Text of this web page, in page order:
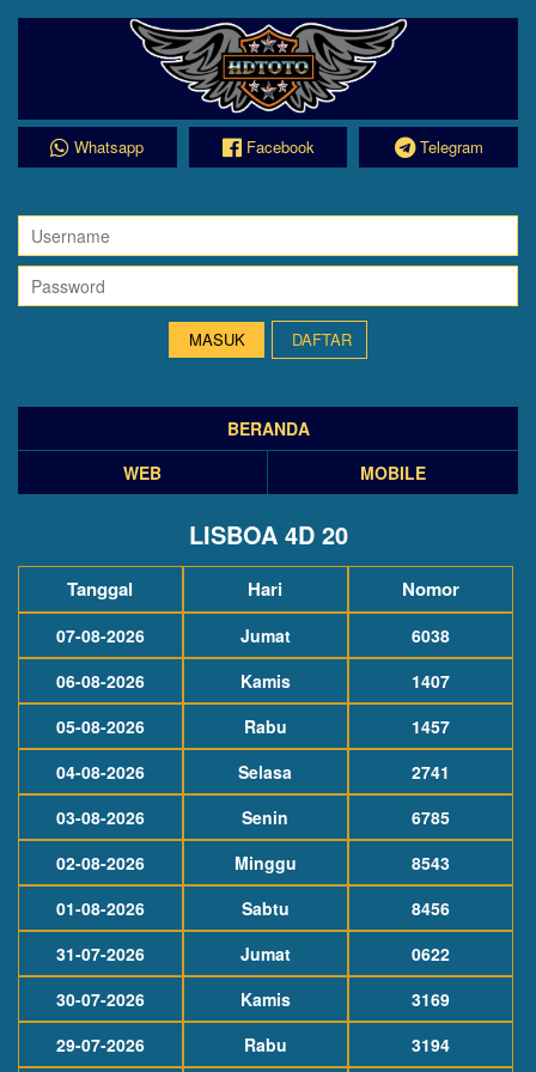
Whatsapp Facebook Telegram
DAFTAR
BERANDA
WEB
MOBILE
LISBOA 4D 20
Tanggal Hari Nomor
07-08-2026 Jumat
6038
06-08-2026
Kamis
1407
05-08-2026
Rabu
1457
04-08-2026
Selasa
2741
03-08-2026
Senin
6785
02-08-2026
Minggu
8543
01-08-2026
Sabtu
8456
31-07-2026
Jumat
0622
30-07-2026
Kamis
3169
29-07-2026
Rabu 3194